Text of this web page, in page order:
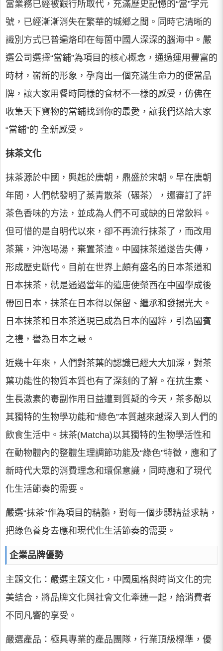
當業務已經被銀行所取代，充滿歷史記憶的“當”字元
號，已經漸漸消失在繁華的城鄉之間。同時它清晰的
識別方式已普遍烙印在每箇中國人深深的腦海中。嚴
選公司選擇“當鋪”為項目的核心概念，通過運用豐富的
時材，嶄新的形象，孕育出一個充滿生命力的便當品
牌，讓大家用餐時同樣的食材不一樣的感受，仿佛在
收集天下寶物的當鋪找到你的最愛，讓我們送給大家
“當鋪”的 全新感受。
抹茶文化
抹茶源於中國，興起於唐朝，鼎盛於宋朝。早在唐朝
年間，人們就發明了蒸青散茶（碾茶），還審訂了評
茶色香味的方法，並成為人們不可或缺的日常飲料。
但可惜的是自明代以來，卻不再流行抹茶了，而改用
茶葉，沖泡喝湯，棄置茶渣。中國抹茶道遂告失傳，
形成歷史斷代。目前在世界上頗有盛名的日本茶道和
日本抹茶，就是通過當年的遣唐使榮西在中國學成後
帶回日本，抹茶在日本得以保留、繼承和發揚光大。
日本抹茶和日本茶道現已成為日本的國粹，引為國賓
之禮，譽為日本之最。
近幾十年來，人們對茶葉的認識已經大大加深，對茶
葉功能性的物質本質也有了深刻的了解。在抗生素、
生長激素的毒副作用日益遭到質疑的今天，茶多酚以
其獨特的生物學功能和“綠色”本質越來越深入到人們的
飲食生活中。抹茶(Matcha)以其獨特的生物學活性和
在動物體內的整體生理調節功能及“綠色”特徵，應和了
新時代大眾的消費理念和環保意識，同時應和了現代
化生活節奏的需要。
嚴選“抹茶”作為項目的精髓，對每一個步驟精益求精，
把綠色養身去應和現代化生活節奏的需要。
企業品牌優勢
主題文化：嚴選主題文化，中國風格與時尚文化的完
美結合，將品牌文化與社會文化牽連一起，給消費者
不同凡響的享受。
嚴選產品：極具專業的產品團隊，行業頂級標準，優